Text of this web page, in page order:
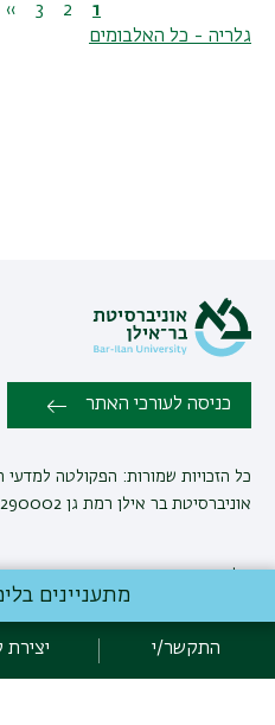
דף
נוכחי
1 דף
2 דף
3
››
גלריה - כל האלבומים
כניסה לעורכי האתר
כל הזכויות שמורות: הפקולטה למדעי
אוניברסיטת בר אילן רמת גן 5290002 |
אגף תקשוב, אוניברסיטת בר-
אקדימה בר-אילן
מתעניינים
התקשר/י